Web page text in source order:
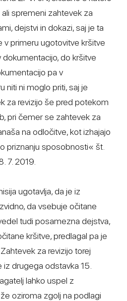
spremeni zahtevek za
dejstvi in dokazi, saj je ta
v primeru ugotovitve kršitve
do kršitve
pa v
niti ni moglo priti, saj je
za revizijo še pred potekom
pri čemer se zahtevek za
na odločitve, kot izhajajo
priznanju sposobnosti« št.
7. 2019.
ugotavlja, da je iz
da vsebuje očitane
tudi posamezna dejstva,
kršitve, predlagal pa je
za revizijo torej
drugega odstavka 15.
lahko uspel z
oziroma zgolj na podlagi